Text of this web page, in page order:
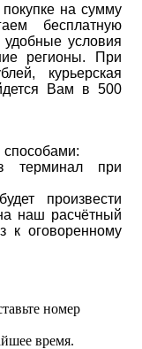
на сумму
бесплатную
условия
регионы. При
курьерская
Вам в 500
способами:
терминал при
произвести
наш расчётный
к оговоренному
номер
время.